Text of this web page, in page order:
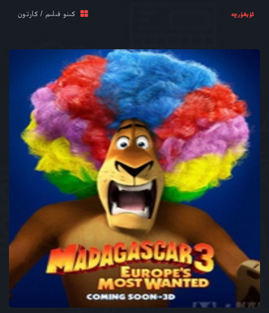
ئۇيغۇرچە كىنو فىلىم / كارتون